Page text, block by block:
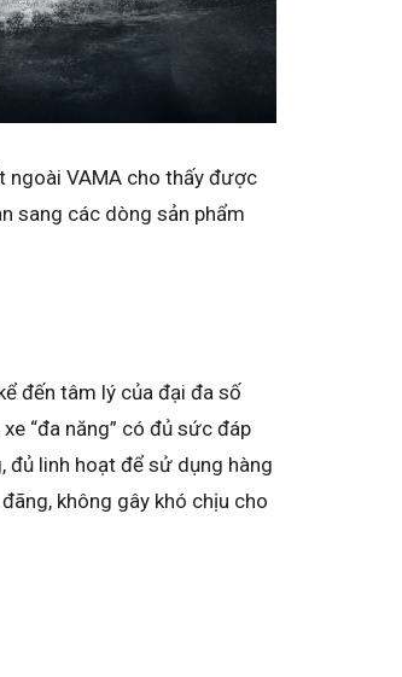
ngoài VAMA cho thấy được
sang các dòng sản phẩm
đến tâm lý của đại đa số
“đa năng” có đủ sức đáp
đủ linh hoạt để sử dụng hàng
không gây khó chịu cho